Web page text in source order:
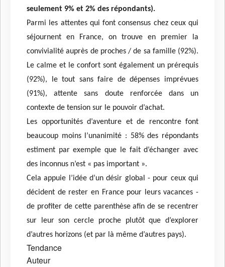
seulement 9% et 2% des répondants).
Parmi les attentes qui font consensus chez ceux qui
séjournent en France, on trouve en premier la
convivialité auprès de proches / de sa famille (92%).
Le calme et le confort sont également un prérequis
(92%), le tout sans faire de dépenses imprévues
(91%), attente sans doute renforcée dans un
contexte de tension sur le pouvoir d’achat.
Les opportunités d’aventure et de rencontre font
beaucoup moins l’unanimité : 58% des répondants
estiment par exemple que le fait d’échanger avec
des inconnus n’est « pas important ».
Cela appuie l’idée d’un désir global - pour ceux qui
décident de rester en France pour leurs vacances -
de profiter de cette parenthèse afin de se recentrer
sur leur son cercle proche plutôt que d’explorer
d’autres horizons (et par là même d’autres pays).
Tendance
Auteur